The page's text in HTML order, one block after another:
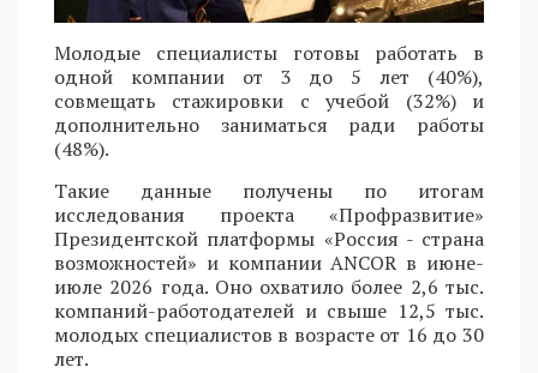
Молодые специалисты готовы работать в
одной компании от 3 до 5 лет (40%),
совмещать стажировки с учебой (32%) и
дополнительно заниматься ради работы
(48%).
Такие данные получены по итогам
исследования проекта «Профразвитие»
Президентской платформы «Россия - страна
возможностей» и компании ANCOR в июне-
июле 2026 года. Оно охватило более 2,6 тыс.
компаний-работодателей и свыше 12,5 тыс.
молодых специалистов в возрасте от 16 до 30
лет.